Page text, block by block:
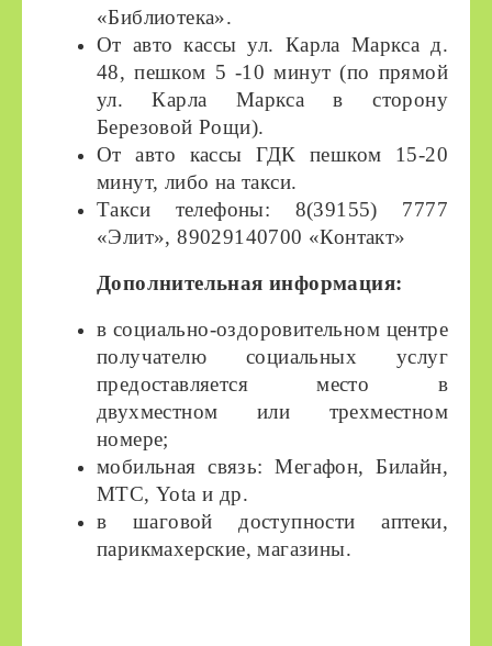
«Библиотека».
От авто кассы ул. Карла Маркса д.
48, пешком 5 -10 минут (по прямой
ул. Карла Маркса в сторону
Березовой Рощи).
От авто кассы ГДК пешком 15-20
минут, либо на такси.
Такси телефоны: 8(39155) 7777
«Элит», 89029140700 «Контакт»
Дополнительная информация:
в социально-оздоровительном центре
получателю социальных услуг
предоставляется место в
двухместном или трехместном
номере;
мобильная связь: Мегафон, Билайн,
МТС, Yota и др.
в шаговой доступности аптеки,
парикмахерские, магазины.